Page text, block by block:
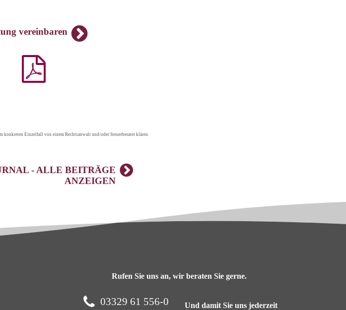
vereinbaren
Einzelfall von einem Rechtsanwalt und/oder Steuerberater klären.
- ALLE BEITRÄGE
ANZEIGEN
Rufen Sie uns an, wir beraten Sie gerne.
03329 61 556-0
Und damit Sie uns jederzeit